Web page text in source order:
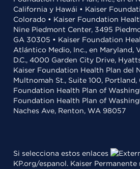
California y Hawái • Kaiser
Colorado • Kaiser Foundation
Nine Piedmont Center, 3495
GA 30305 • Kaiser Foundation
Atlántico Medio, Inc., en Maryland,
D.C., 4000 Garden City Drive,
Kaiser Foundation Health Plan del
Multnomah St., Suite 100, Portland,
Foundation Health Plan of
Foundation Health Plan of
Naches Ave, Renton, WA 98057
Si selecciona estos enlaces
KP.org/espanol. Kaiser